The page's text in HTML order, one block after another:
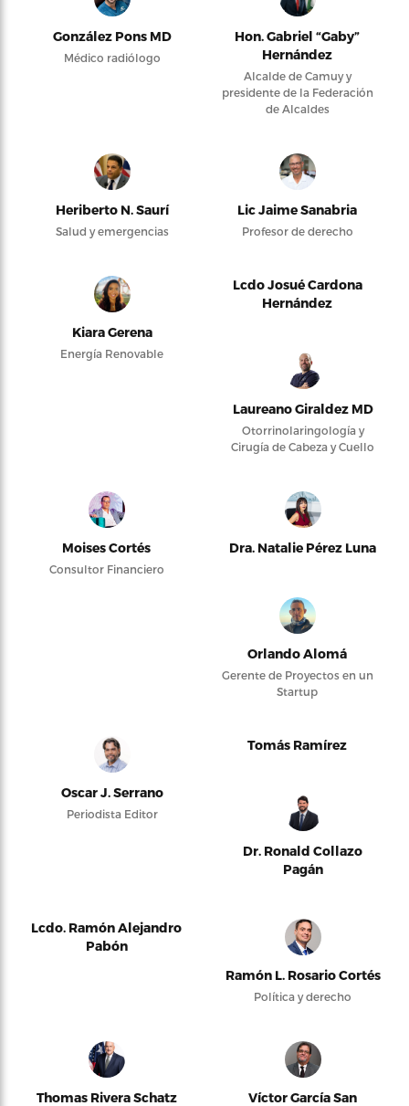
González Pons MD
Médico radiólogo
Hon. Gabriel “Gaby”
Hernández
Alcalde de Camuy y
presidente de la Federación
de Alcaldes
Heriberto N. Saurí
Salud y emergencias
Lic Jaime Sanabria
Profesor de derecho
Kiara Gerena
Energía Renovable
Lcdo Josué Cardona
Hernández
Laureano Giraldez MD
Otorrinolaringología y
Cirugía de Cabeza y Cuello
Moises Cortés
Consultor Financiero
Dra. Natalie Pérez Luna
Orlando Alomá
Gerente de Proyectos en un
Startup
Oscar J. Serrano
Periodista Editor
Tomás Ramírez
Dr. Ronald Collazo
Pagán
Lcdo. Ramón Alejandro
Pabón
Ramón L. Rosario Cortés
Política y derecho
Thomas Rivera Schatz
Víctor García San